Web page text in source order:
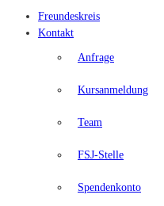
Freundeskreis
Kontakt
Anfrage
Kursanmeldung
Team
FSJ-Stelle
Spendenkonto